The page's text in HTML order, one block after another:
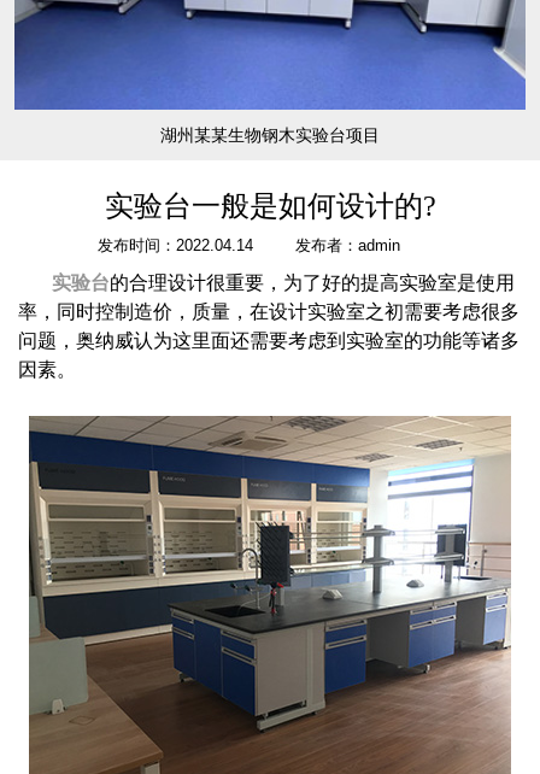
湖州某某生物钢木实验台项目
实验台一般是如何设计的?
发布时间：2022.04.14 发布者：admin
实验台的合理设计很重要，为了好的提高实验室是使用
率，同时控制造价，质量，在设计实验室之初需要考虑很多
问题，奥纳威认为这里面还需要考虑到实验室的功能等诸多
因素。